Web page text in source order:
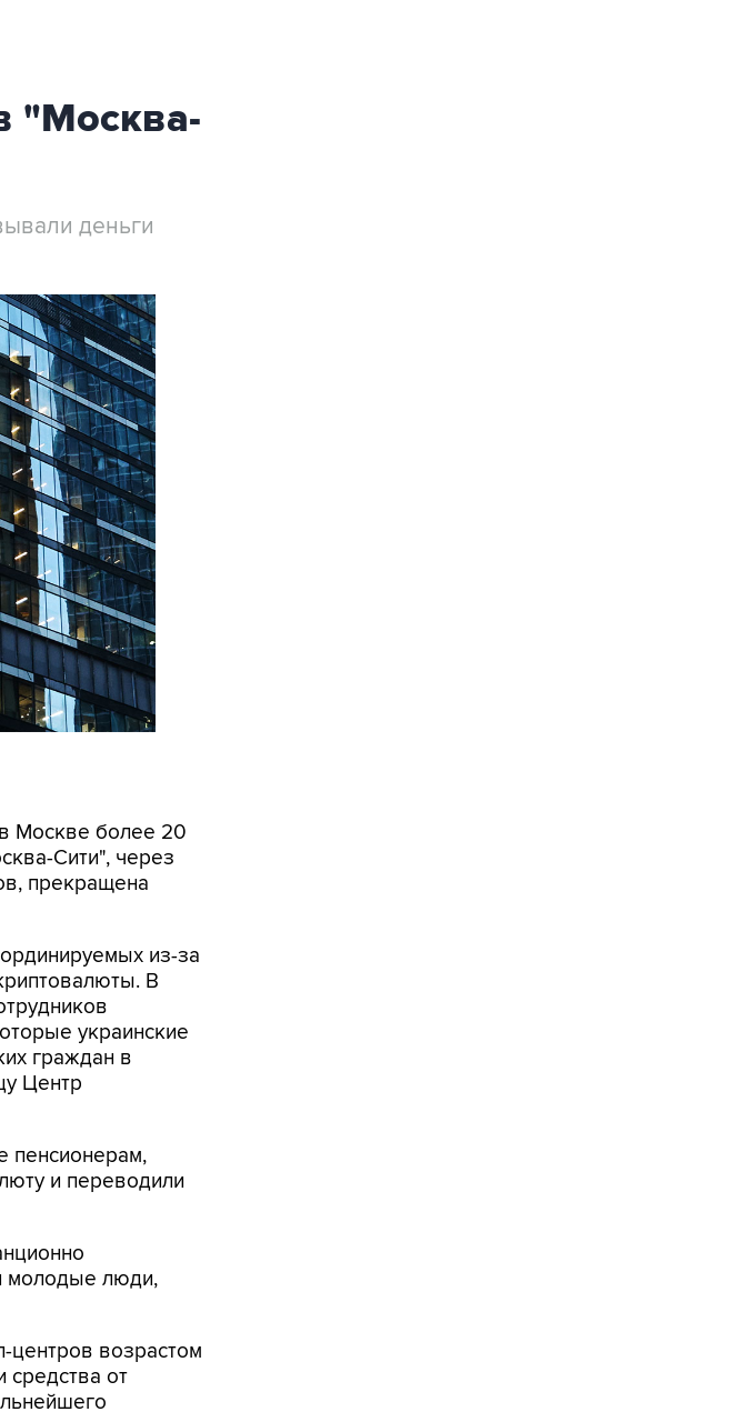
"Москва-
деньги
Москве более 20
Сити", через
прекращена
из-за
В
украинские
граждан в
Центр
пенсионерам,
и переводили
молодые люди,
возрастом
средства от